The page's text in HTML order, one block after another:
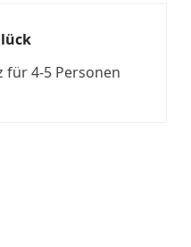
für 4-5 Personen